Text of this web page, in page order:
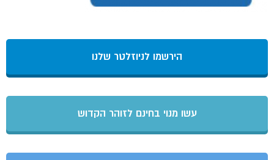
הירשמו לניוזלטר שלנו
עשו מנוי בחינם לזוהר הקדוש